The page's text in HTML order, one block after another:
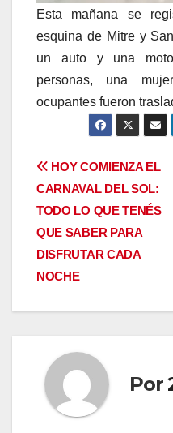
Esta mañana se
esquina de Mitre y
un auto y una
personas, una
ocupantes fueron
de
entradas
HOY COMIENZA EL
CARNAVAL DEL SOL:
TODO LO QUE TENÉS
QUE SABER PARA
DISFRUTAR CADA
NOCHE
Por